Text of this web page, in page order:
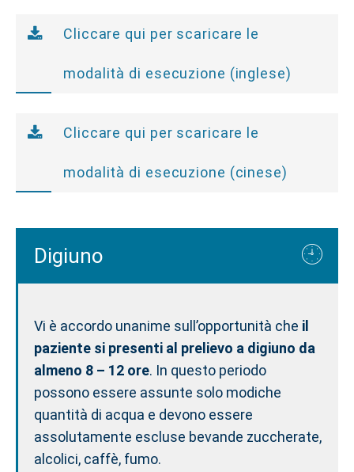
Cliccare qui per scaricare le
modalità di esecuzione (inglese)
Cliccare qui per scaricare le
modalità di esecuzione (cinese)
Digiuno
Vi è accordo unanime sull’opportunità che il
paziente si presenti al prelievo a digiuno da
almeno 8 – 12 ore. In questo periodo
possono essere assunte solo modiche
quantità di acqua e devono essere
assolutamente escluse bevande zuccherate,
alcolici, caffè, fumo.